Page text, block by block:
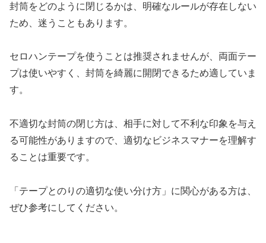
封筒をどのように閉じるかは、明確なルールが存在しない
ため、迷うこともあります。
セロハンテープを使うことは推奨されませんが、両面テー
プは使いやすく、封筒を綺麗に開閉できるため適していま
す。
不適切な封筒の閉じ方は、相手に対して不利な印象を与え
る可能性がありますので、適切なビジネスマナーを理解す
ることは重要です。
「テープとのりの適切な使い分け方」に関心がある方は、
ぜひ参考にしてください。